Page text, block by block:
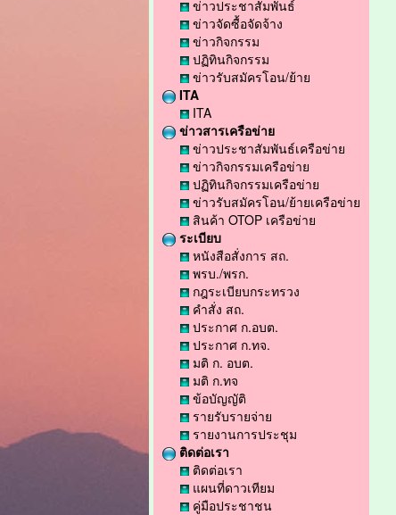
ข่าวประชาสัมพันธ์
ข่าวจัดซื้อจัดจ้าง
ข่าวกิจกรรม
ปฏิทินกิจกรรม
ข่าวรับสมัครโอน/ย้าย
ITA
ITA
ข่าวสารเครือข่าย
ข่าวประชาสัมพันธ์เครือข่าย
ข่าวกิจกรรมเครือข่าย
ปฏิทินกิจกรรมเครือข่าย
ข่าวรับสมัครโอน/ย้ายเครือข่าย
สินค้า OTOP เครือข่าย
ระเบียบ
หนังสือสั่งการ สถ.
พรบ./พรก.
กฎระเบียบกระทรวง
คำสั่ง สถ.
ประกาศ ก.อบต.
ประกาศ ก.ทจ.
มติ ก. อบต.
มติ ก.ทจ
ข้อบัญญัติ
รายรับรายจ่าย
รายงานการประชุม
ติดต่อเรา
ติดต่อเรา
แผนที่ดาวเทียม
คู่มือประชาชน